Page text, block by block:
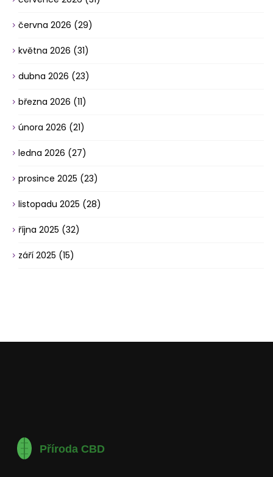
června 2026 (29)
května 2026 (31)
dubna 2026 (23)
března 2026 (11)
února 2026 (21)
ledna 2026 (27)
prosince 2025 (23)
listopadu 2025 (28)
října 2025 (32)
září 2025 (15)